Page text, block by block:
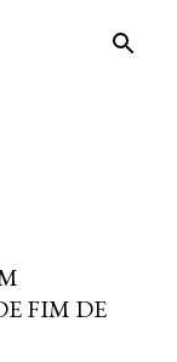
FIM DE